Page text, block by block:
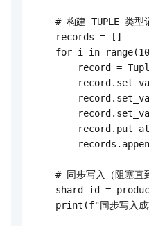
# 构建 TUPLE 类型
    records = []
for i in
record =
# 同步写入（阻塞直
shard_id =
print(f"同步写入